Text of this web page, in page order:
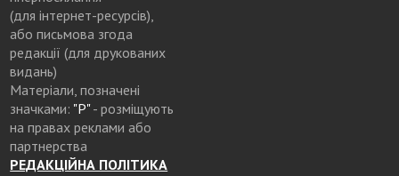
(для інтернет-ресурсів),
або письмова згода
редакції (для друкованих
видань)
Матеріали, позначені
значками: "Р"- розміщують
на правах реклами або
партнерства
РЕДАКЦІЙНА ПОЛІТИКА